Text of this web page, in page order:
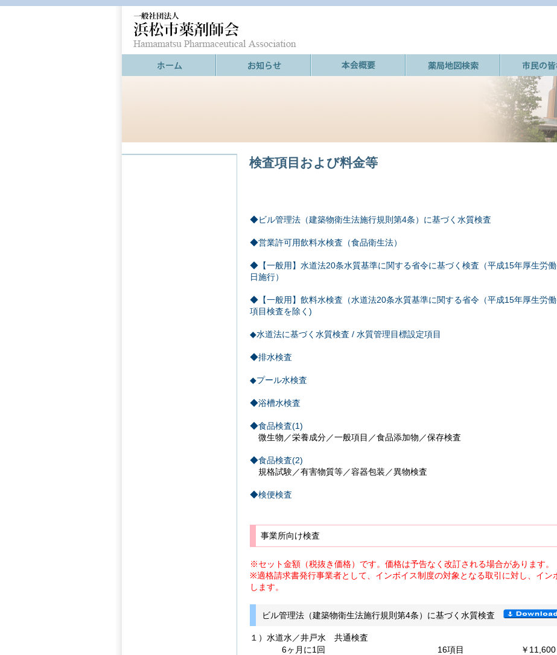
検査項目および料金等
◆ビル管理法（建築物衛生法施行規則第4条）に基づく水質検査
◆営業許可用飲料水検査（食品衛生法）
◆【一般用】水道法20条水質基準に関する省令に基づく検査（平成15年厚生労
日施行）
◆【一般用】飲料水検査（水道法20条水質基準に関する省令（平成15年厚生労
項目検査を除く)
◆水道法に基づく水質検査 / 水質管理目標設定項目
◆排水検査
◆プール水検査
◆浴槽水検査
◆食品検査(1)
微生物／栄養成分／一般項目／食品添加物／保存検査
◆食品検査(2)
規格試験／有害物質等／容器包装／異物検査
◆検便検査
事業所向け検査
※セット金額（税抜き価格）です。価格は予告なく改訂される場合があります。
※適格請求書発行事業者として、インボイス制度の対象となる取引に対し、イン
します。
ビル管理法（建築物衛生法施行規則第4条）に基づく水質検査
１）水道水／井戸水 共通検査
6ヶ月に1回
16項目
￥11,600